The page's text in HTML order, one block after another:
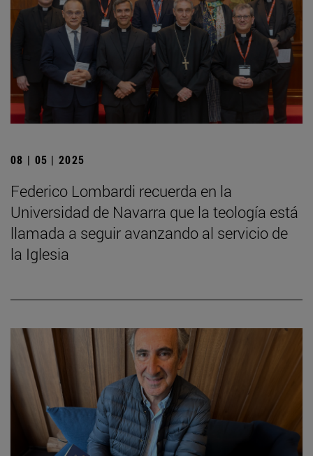
08 | 05 | 2025
Federico Lombardi recuerda en la
Universidad de Navarra que la teología está
llamada a seguir avanzando al servicio de
la Iglesia